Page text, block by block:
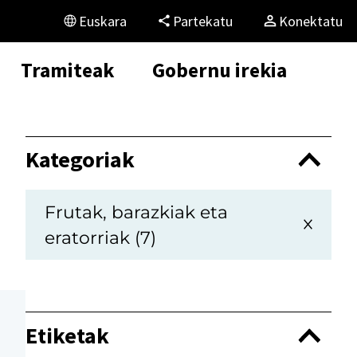
Euskara Partekatu Konektatu
Tramiteak Gobernu irekia
Kategoriak
Frutak, barazkiak eta
eratorriak (7)
Etiketak